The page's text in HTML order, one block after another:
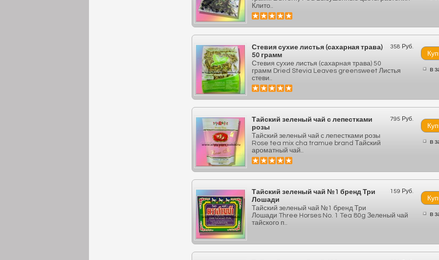
Клито..
в
358 Руб.
Стевия сухие листья (сахарная трава)
50 грамм
Стевия сухие листья (сахарная трава) 50
грамм Dried Stevia Leaves greensweet Листья
стеви..
в
795 Руб.
Тайский зеленый чай с лепестками
розы
Тайский зеленый чай с лепестками розы
Rose tea mix cha tramue brand Тайский
ароматный чай..
в
159 Руб.
Тайский зеленый чай №1 бренд Три
Лошади
Тайский зеленый чай №1 бренд Три
Лошади Three Horses No. 1 Tea 80g Зеленый чай
тайского п..